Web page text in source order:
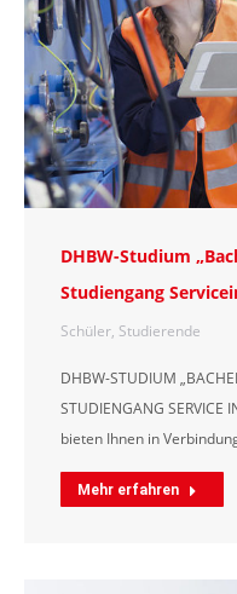
DHBW-Studium
Studiengang
Schüler, Studierende
DHBW-STUDIUM
STUDIENGANG
bieten Ihnen in
Mehr erfahren